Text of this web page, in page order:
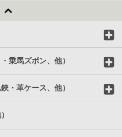
乗馬ズボン、他）
・革ケース、他）